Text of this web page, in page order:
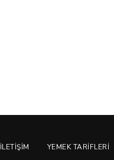
İLETIŞIM YEMEK TARIFLERI